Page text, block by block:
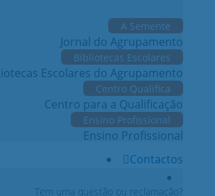
A Semente
Jornal do Agrupamento
Bibliotecas Escolares
Escolares do Agrupamento
Centro Qualifica
Centro para a Qualificação
Ensino Profissional
Ensino Profissional
Contactos
Tem uma questão ou reclamação?